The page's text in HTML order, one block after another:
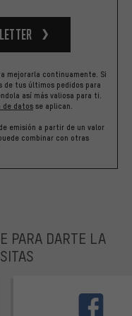
mejorarla continuamente. Si
tus últimos pedidos para
así más valiosa para ti.
de datos se aplican.
emisión a partir de un valor
combinar con otras
PARA DARTE LA